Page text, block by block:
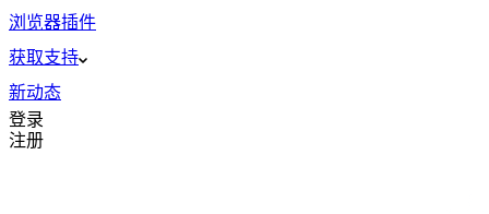
浏览器插件
获取支持
新动态
登录
注册